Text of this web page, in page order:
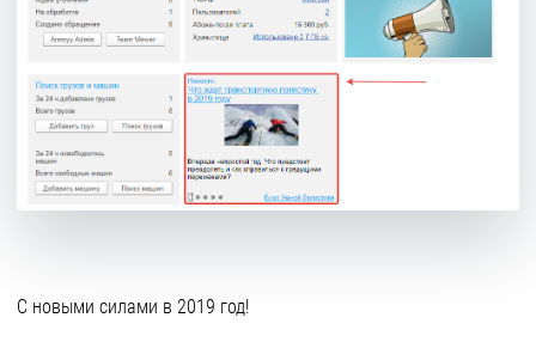
С новыми силами в 2019 год!